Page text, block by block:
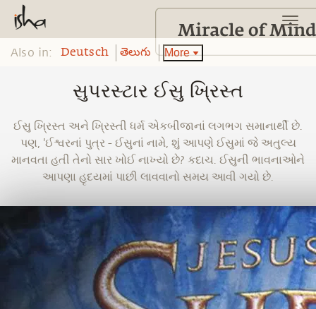
Also in: Deutsch తెలుగు More
સુપરસ્ટાર ઈસુ ખ્રિસ્ત
ઈસુ ખ્રિસ્ત અને ખ્રિસ્તી ધર્મ એકબીજાનાં લગભગ સમાનાર્થી છે.
પણ, 'ઈશ્વરનાં પુત્ર - ઈસુનાં નામે, શું આપણે ઈસુમાં જે અતુલ્ય
માનવતા હતી તેનો સાર ખોઈ નાખ્યો છે? કદાચ. ઈસુની ભાવનાઓને
આપણા હૃદયમાં પાછી લાવવાનો સમય આવી ગયો છે.